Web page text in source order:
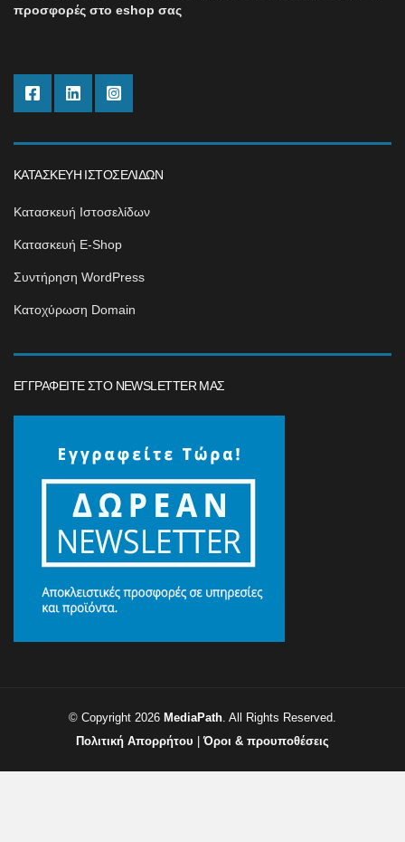
προσφορές στο eshop σας
ΚΑΤΑΣΚΕΥΉ ΙΣΤΟΣΕΛΊΔΩΝ
Κατασκευή Ιστοσελίδων
Κατασκευή E-Shop
Συντήρηση WordPress
Κατοχύρωση Domain
ΕΓΓΡΑΦΕΊΤΕ ΣΤΟ NEWSLETTER ΜΑΣ
© Copyright 2026 MediaPath. All Rights Reserved.
Πολιτική Απορρήτου |Όροι & προυποθέσεις